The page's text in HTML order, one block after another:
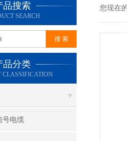
品搜索
SEARCH
品分类
CLASSIFICATION
号电缆
您现在